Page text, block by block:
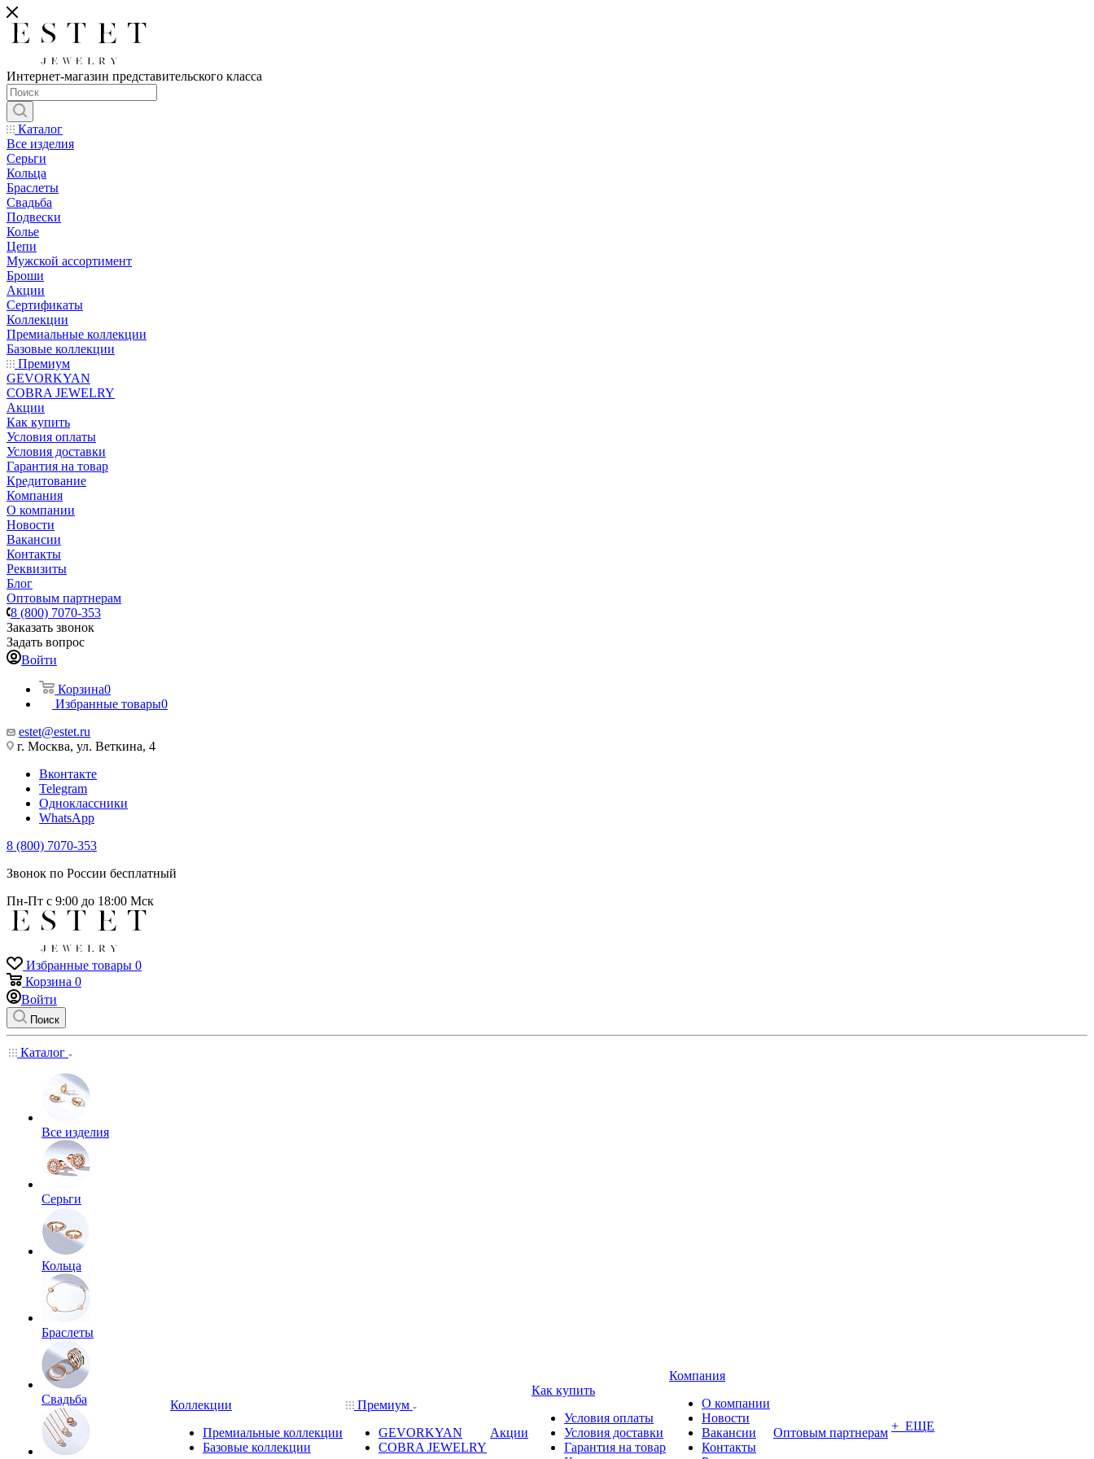
Интернет-магазин представительского класса
Каталог
Все изделия
Серьги
Кольца
Браслеты
Свадьба
Подвески
Колье
Цепи
Мужской ассортимент
Броши
Акции
Сертификаты
Коллекции
Премиальные коллекции
Базовые коллекции
Премиум
GEVORKYAN
COBRA JEWELRY
Акции
Как купить
Условия оплаты
Условия доставки
Гарантия на товар
Кредитование
Компания
О компании
Новости
Вакансии
Контакты
Реквизиты
Блог
Оптовым партнерам
8 (800) 7070-353
Заказать звонок
Задать вопрос
Войти
Корзина0
Избранные товары0
estet@estet.ru
г. Москва, ул. Веткина, 4
Вконтакте
Telegram
Одноклассники
WhatsApp
8 (800) 7070-353
Звонок по России бесплатный
Пн-Пт с 9:00 до 18:00 Мск
Избранные товары 0
Корзина 0
Войти
Поиск
Каталог
Все изделия
Серьги
Кольца
Браслеты
Свадьба
Коллекции
Премиальные коллекции
Базовые коллекции
Премиум
GEVORKYAN
COBRA JEWELRY
Акции
Как купить
Условия оплаты
Условия доставки
Гарантия на товар
Компания
О компании
Новости
Вакансии
Контакты
Оптовым партнерам + ЕЩЕ